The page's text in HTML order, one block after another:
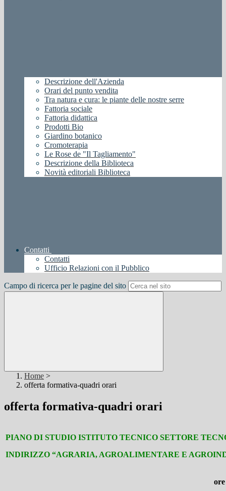
Descrizione dell'Azienda
Orari del punto vendita
Tra natura e cura: le piante delle nostre serre
Fattoria sociale
Fattoria didattica
Prodotti Bio
Giardino botanico
Cromoterapia
Le Rose de "Il Tagliamento"
Descrizione della Biblioteca
Novità editoriali Biblioteca
Contatti
Contatti
Ufficio Relazioni con il Pubblico
Campo di ricerca per le pagine del sito
Home >
offerta formativa-quadri orari
offerta formativa-quadri orari
PIANO DI STUDIO ISTITUTO TECNICO SETTORE
INDIRIZZO “AGRARIA, AGROALIMENTARE E
ore